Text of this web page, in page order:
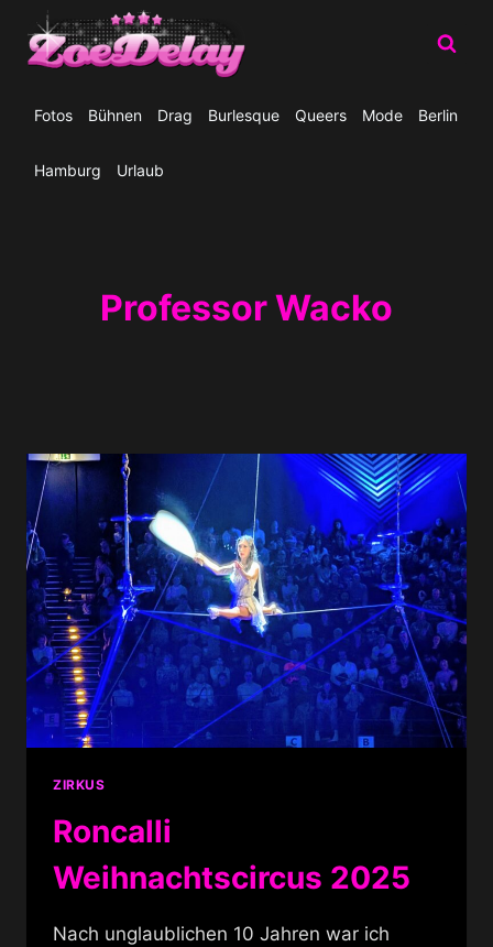
Inhalt
springen
Fotos Bühnen Drag Burlesque Queers Mode Berlin
Hamburg Urlaub
Professor Wacko
ZIRKUS
Roncalli
Weihnachtscircus 2025
Nach unglaublichen 10 Jahren war ich